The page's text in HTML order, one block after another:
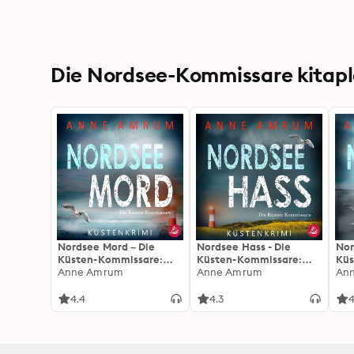
Die Nordsee-Kommissare
Nordsee Mord – Die
Küsten-Kommissare:
Küstenkrimi (Die
Anne Amrum
4.4
Nordsee Hass - Die
Küsten-Kommissare:
Küstenkrimi (Die
Band 2)
Anne Amrum
4.3